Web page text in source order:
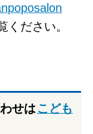
ださい。
せは こども